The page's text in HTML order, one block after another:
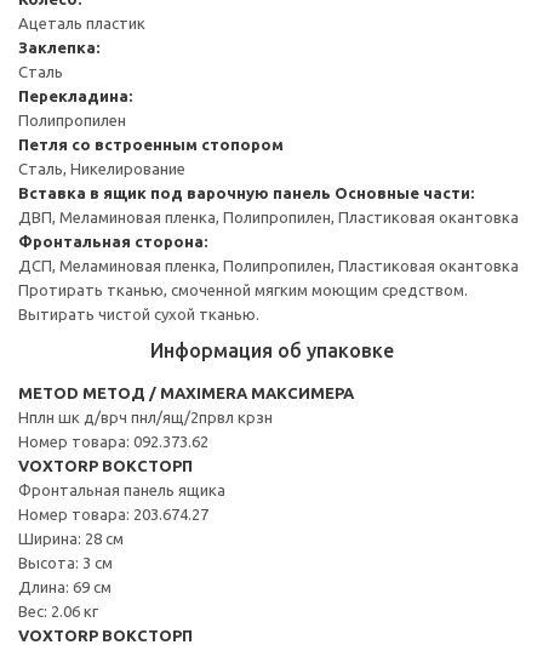
Ацеталь пластик
Заклепка:
Сталь
Перекладина:
Полипропилен
Петля со встроенным стопором
Сталь, Никелирование
Вставка в ящик под варочную панель Основные части:
ДВП, Меламиновая пленка, Полипропилен, Пластиковая окантовка
Фронтальная сторона:
ДСП, Меламиновая пленка, Полипропилен, Пластиковая окантовка
Протирать тканью, смоченной мягким моющим средством.
Вытирать чистой сухой тканью.
Информация об упаковке
METOD МЕТОД / MAXIMERA МАКСИМЕРА
Нплн шк д/врч пнл/ящ/2првл крзн
Номер товара: 092.373.62
VOXTORP ВОКСТОРП
Фронтальная панель ящика
Номер товара: 203.674.27
Ширина: 28 см
Высота: 3 см
Длина: 69 см
Вес: 2.06 кг
VOXTORP ВОКСТОРП